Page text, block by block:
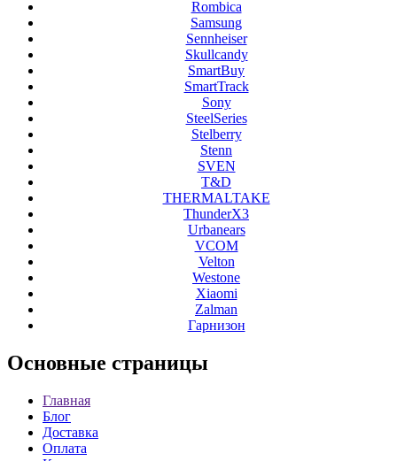
Rombica
Samsung
Sennheiser
Skullcandy
SmartBuy
SmartTrack
Sony
SteelSeries
Stelberry
Stenn
SVEN
T&D
THERMALTAKE
ThunderX3
Urbanears
VCOM
Velton
Westone
Xiaomi
Zalman
Гарнизон
Основные страницы
Главная
Блог
Доставка
Оплата